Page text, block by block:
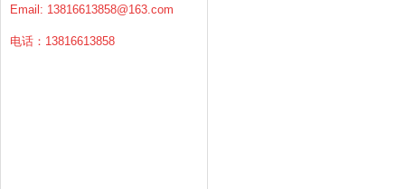
Email: 13816613858@163.com
电话：13816613858